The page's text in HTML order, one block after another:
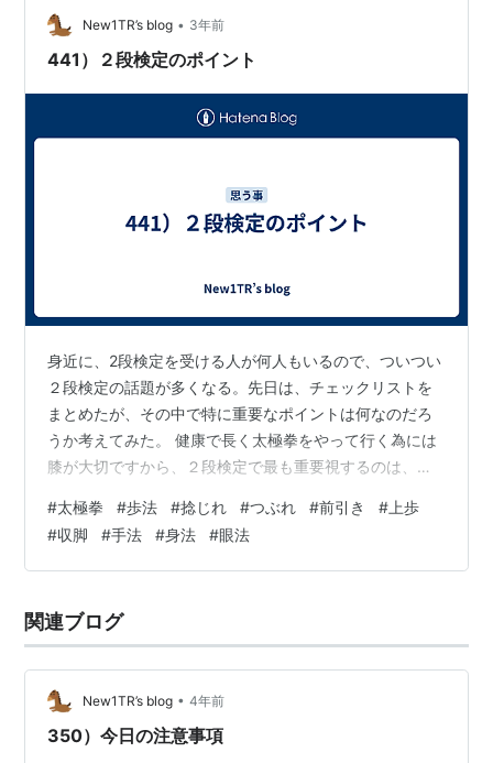
New1TR’s blog • 3年前
441）２段検定のポイント
身近に、2段検定を受ける人が何人もいるので、ついつい
２段検定の話題が多くなる。先日は、チェックリストを
まとめたが、その中で特に重要なポイントは何なのだろ
うか考えてみた。 健康で長く太極拳をやって行く為には
膝が大切ですから、２段検定で最も重要視するのは、歩
す。 どの動作で「捻じれ」やすいのか・・・上歩する時
の軸足・収脚する時の前足 どの動作で「つぶれ」やすい
のか・・・上歩する時の軸足・収脚する時の前足 「前引
っ張る事だが、もう少し詳しく言えば、重心が乗って居
る足を蹴り伸ばすより先に、重心が乗って居…
#太極拳 #歩法 #捻じれ #つぶれ #前引き # 上歩
#収脚 #手法 #身法 #眼法
関連ブログ
New1TR’s blog • 4年前
350）今日の注意事項